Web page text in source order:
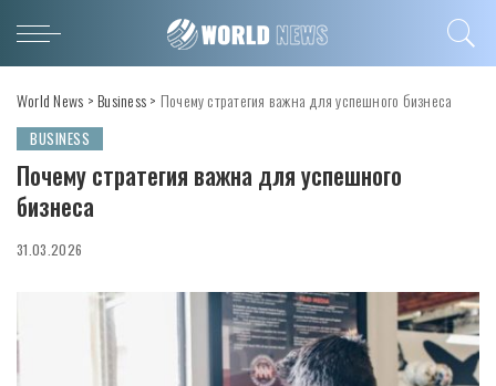
World News > Business> Почему стратегия важна для успешного бизнеса
BUSINESS
Почему стратегия важна для успешного
бизнеса
31.03.2026